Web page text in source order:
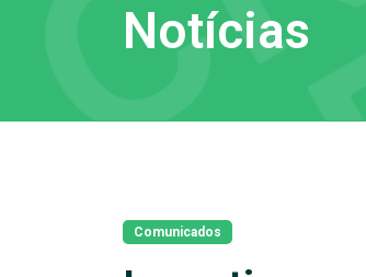
Notícias
Comunicados